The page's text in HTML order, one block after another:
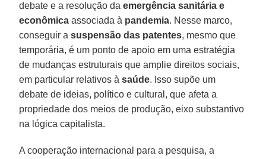
debate e a resolução daemergência sanitária e
econômica associada à pandemia. Nesse marco,
conseguir asuspensão das patentes, mesmo que
temporária, é um ponto de apoio em uma estratégia
de mudanças estruturais que amplie direitos sociais,
em particular relativos àsaúde. Isso supõe um
debate de ideias, político e cultural, que afeta a
propriedade dos meios de produção, eixo substantivo
na lógica capitalista.
A cooperação internacional para a pesquisa, a